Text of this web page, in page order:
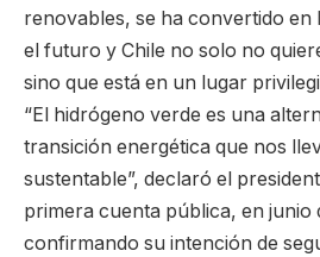
renovables, se ha convertido en
el futuro y Chile no solo no
sino que está en un lugar
“El hidrógeno verde es una
transición energética que nos
sustentable”, declaró el
primera cuenta pública, en junio
confirmando su intención de